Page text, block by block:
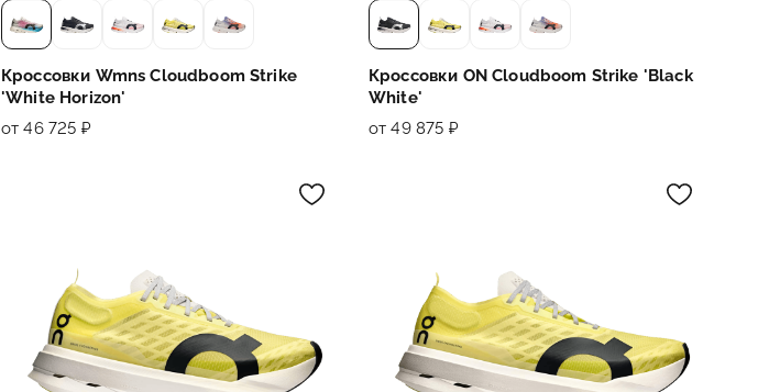
Кроссовки Wmns Cloudboom Strike
'White Horizon'
от 46 725 ₽
Кроссовки ON Cloudboom Strike 'Black
White'
от 49 875 ₽